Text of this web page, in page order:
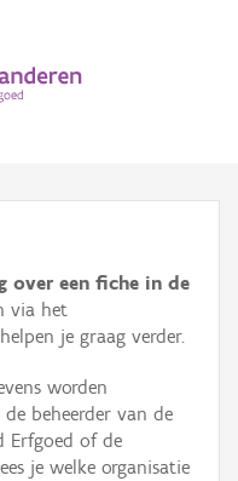
over een fiche in de
via het
je graag verder.
worden
beheerder van de
Erfgoed of de
je welke organisatie